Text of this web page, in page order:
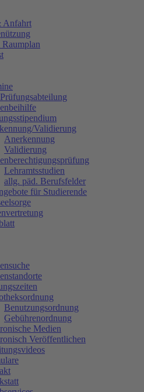
Anfahrt
Validierung
Anerkennung
Validierung
Lehramtsstudien
allg. päd. Berufsfelder
für Studierende
Benutzungsordnung
Gebührenordnung
Medien
Veröffentlichen